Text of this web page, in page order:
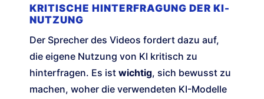
KRITISCHE HINTERFRAGUNG DER KI-
NUTZUNG
Der Sprecher des Videos fordert dazu auf,
die eigene Nutzung von KI kritisch zu
hinterfragen. Es ist wichtig, sich bewusst zu
machen, woher die verwendeten KI-Modelle